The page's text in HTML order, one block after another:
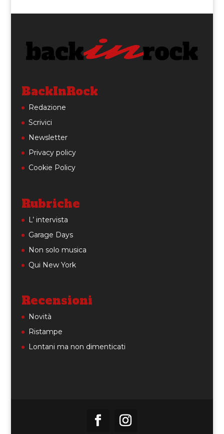
BackInRock
Redazione
Scrivici
Newsletter
Privacy policy
Cookie Policy
Rubriche
L’ intervista
Garage Days
Non solo musica
Qui New York
Recensioni
Novità
Ristampe
Lontani ma non dimenticati